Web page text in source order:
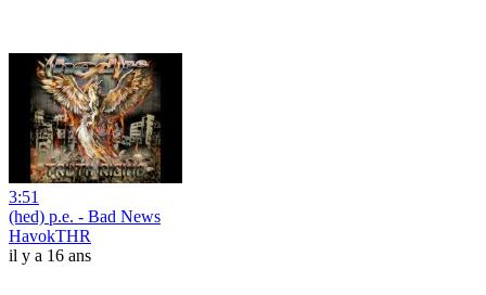
3:51
(hed) p.e. - Bad News
HavokTHR
il y a 16 ans